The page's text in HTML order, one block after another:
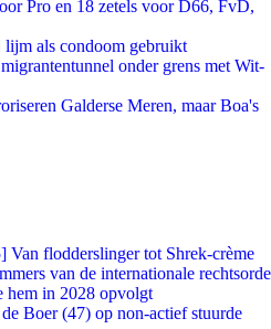
Pro en 18 zetels voor D66, FvD,
als condoom gebruikt
onder grens met Wit-
Galderse Meren, maar Boa's
flodderslinger tot Shrek-crème
van de internationale rechtsorde
hem in 2028 opvolgt
Boer (47) op non-actief stuurde